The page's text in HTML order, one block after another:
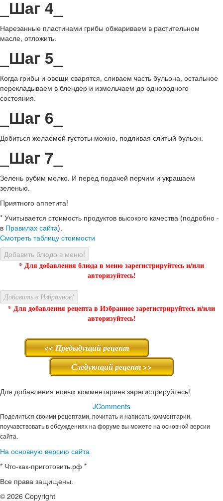
_Шаг 4_
Нарезанные пластинами грибы обжариваем в растительном
масле, отложить.
_Шаг 5_
Когда грибы и овощи сварятся, сливаем часть бульона, остальное
перекладываем в блендер и измельчаем до однородного
состояния.
_Шаг 6_
Добиться желаемой густоты можно, подливая слитый бульон.
_Шаг 7_
Зелень рубим мелко. И перед подачей перчим и украшаем
зеленью.
Приятного аппетита!
* Учитывается стоимость продуктов высокого качества (подробно -
в Правилах сайта).
Смотреть таблицу стоимости
Добавить блюдо в меню!
* Для добавления блюда в меню зарегистрируйтесь и/или
авторизуйтесь!
Добавить в Избранное!
* Для добавления рецепта в Избранное зарегистрируйтесь и/или
авторизуйтесь!
<< Предыдущий рецепт
Следующий рецепт >>
Для добавления новых комментариев зарегистрируйтесь!
JComments
Поделиться своими рецептами, почитать и написать комментарии,
поучавствовать в обсуждениях на форуме вы можете на основной версии
сайта.
На основную версию сайта
* Что-как-приготовить.рф *
Все права защищены.
© 2026 Copyright